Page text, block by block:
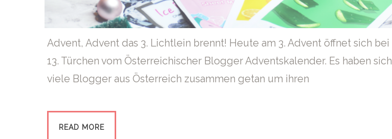
Advent, Advent das 3. Lichtlein brennt! Heute am 3. Advent öffnet sich bei
13. Türchen vom Österreichischer Blogger Adventskalender. Es haben
viele Blogger aus Österreich zusammen getan um ihren
READ MORE